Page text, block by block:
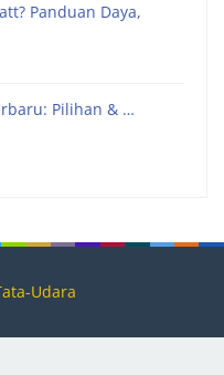
Panduan Daya,
Pilihan & …
Udara